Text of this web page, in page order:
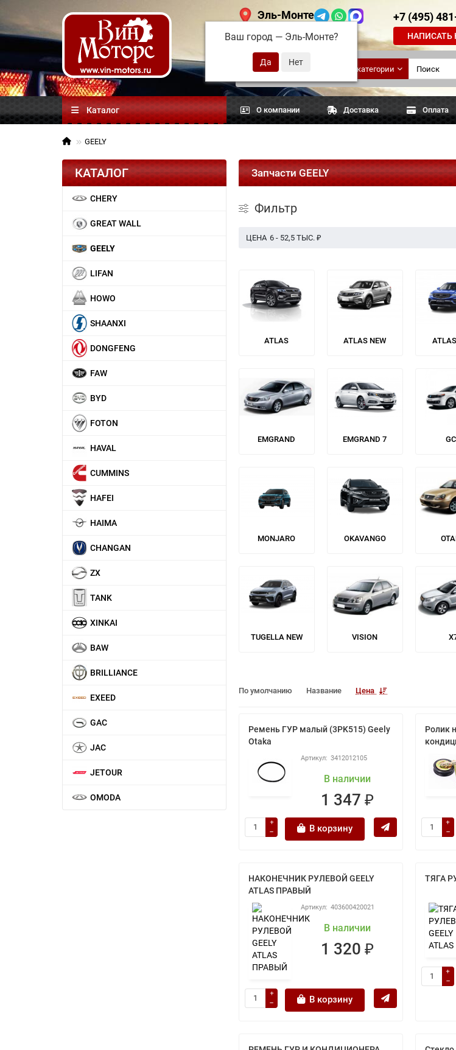
Эль-Монте
Ваш город — Эль-Монте?
+7 (495)
НАПИСАТЬ
Китайские
автозапчасти
Все категории
Каталог О компании Доставка Оплата
GEELY
КАТАЛОГ
CHERY
GREAT WALL
GEELY
LIFAN
HOWO
SHAANXI
DONGFENG
FAW
BYD
FOTON
HAVAL
CUMMINS
HAFEI
HAIMA
CHANGAN
ZX
TANK
XINKAI
BAW
BRILLIANCE
EXEED
GAC
JAC
JETOUR
OMODA
Запчасти GEELY
Фильтр
6 - 52,5 ТЫС. ₽
ЦЕНА
ATLAS ATLAS NEW
EMGRAND EMGRAND 7
MONJARO OKAVANGO
TUGELLA NEW VISION
По умолчанию Название Цена
Ремень ГУР малый (3PK515) Geely
Otaka
3412012105
В наличии
1 347 ₽
В корзину
Ролик
НАКОНЕЧНИК РУЛЕВОЙ GEELY
ATLAS ПРАВЫЙ
403600420021
В наличии
1 320 ₽
В корзину
ТЯГА